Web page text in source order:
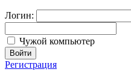
Логин:
Чужой компьютер
Войти
Регистрация